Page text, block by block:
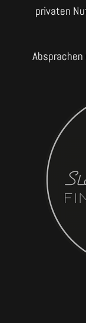
privaten